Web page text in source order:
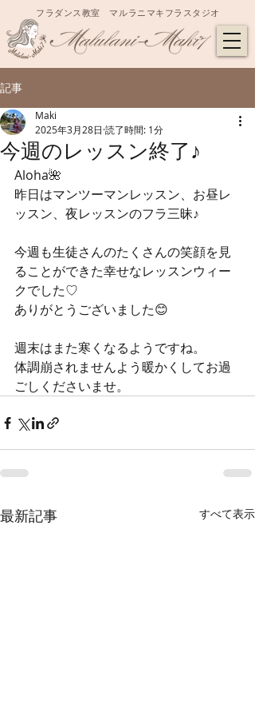
フラダンス教室 マルラニマキフラスタジオ
記事
今週のレッスン終了♪
Maki
2025年3月28日 読了時間: 1分
Aloha🌺
昨日はマンツーマンレッスン、お昼レ
ッスン、夜レッスンのフラ三昧♪
今週も生徒さんのたくさんの笑顔を見
ることができた幸せなレッスンウィー
クでした♡
ありがとうございました😊
週末はまた寒くなるようですね。
体調崩されませんよう暖かくしてお過
ごしくださいませ。
最新記事 すべて表示